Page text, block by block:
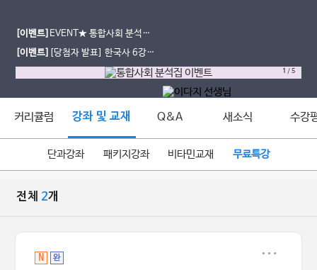
[이벤트] EVENT★ 통합사회 분석집
도 받고, 간식도 먹자!
[이벤트] [당첨자 발표] 한국사 6강의
기적 한줄평 이벤트
1 /5
커리큘럼 강좌 및 교재 Q&A 새소식 수강
단과강좌 패키지강좌 비타민교재 무료특강
전체 2개
N 완